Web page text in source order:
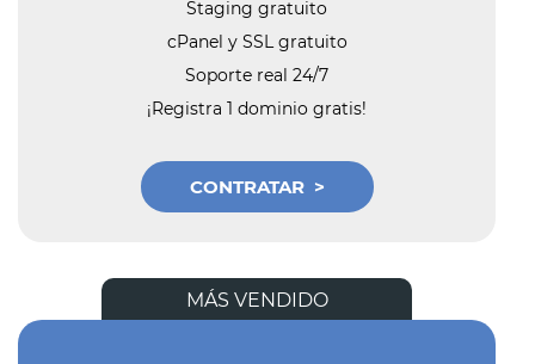
Staging gratuito
cPanel y SSL gratuito
Soporte real 24/7
¡Registra 1 dominio gratis!
CONTRATAR
MÁS VENDIDO